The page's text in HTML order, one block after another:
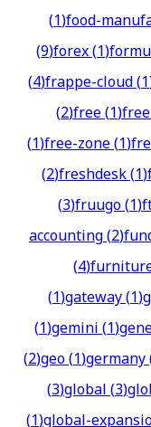
(1)food-
(9)forex(1)
(4)frappe-cloud(1
(2)free(1)
(1)free-zone(1)
(2)freshdesk(1)
(3)fruugo(1)
accounting(2)
(4)
(1)gateway(1)
(1)gemini(1)
(2)geo(1)germany
(3)global(3)
(1)global-